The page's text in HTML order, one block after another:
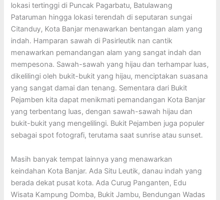
lokasi tertinggi di Puncak Pagarbatu, Batulawang
Pataruman hingga lokasi terendah di seputaran sungai
Citanduy, Kota Banjar menawarkan bentangan alam yang
indah. Hamparan sawah di Pasirleutik nan cantik
menawarkan pemandangan alam yang sangat indah dan
mempesona. Sawah-sawah yang hijau dan terhampar luas,
dikelilingi oleh bukit-bukit yang hijau, menciptakan suasana
yang sangat damai dan tenang. Sementara dari Bukit
Pejamben kita dapat menikmati pemandangan Kota Banjar
yang terbentang luas, dengan sawah-sawah hijau dan
bukit-bukit yang mengelilingi. Bukit Pejamben juga populer
sebagai spot fotografi, terutama saat sunrise atau sunset.
Masih banyak tempat lainnya yang menawarkan
keindahan Kota Banjar. Ada Situ Leutik, danau indah yang
berada dekat pusat kota. Ada Curug Panganten, Edu
Wisata Kampung Domba, Bukit Jambu, Bendungan Wadas